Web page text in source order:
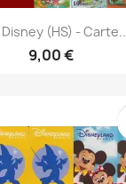
(HS) -
9,00 €